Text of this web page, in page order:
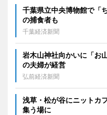
千葉県立中央博物館で「
の捕食者も
千葉経済新聞
岩木山神社向かいに「お
の夫婦が経営
弘前経済新聞
浅草・松が谷にニット
集う場に